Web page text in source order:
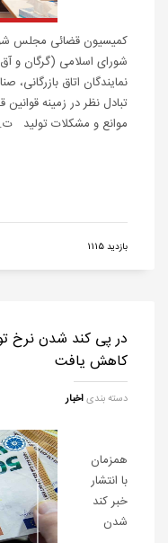
کمیسیون قضائی مجلس
شورای اسلامی (گرگان و
نمایندگان اتاق
تبادل نظر در زمینه
موانع و مشکلات تولید
بازدید 1115
در پی کند شدن نرخ
کاهش یافت
دسته بندیاخبار
همزمان
با انتشار
خبر کند
شدن